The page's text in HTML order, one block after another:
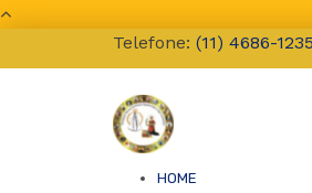
Telefone: (11) 4686-1235
HOME